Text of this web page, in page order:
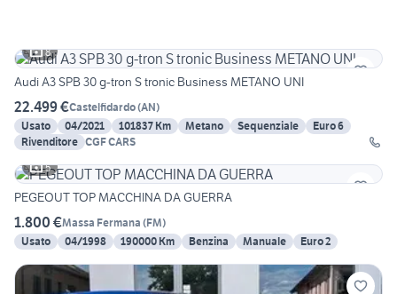
8
Audi A3 SPB 30 g-tron S tronic Business METANO UNI
22.499 €Castelfidardo(AN)
Usato
04/2021 101837 Km Metano Sequenziale
Euro 6
Rivenditore CGF CARS
5
PEGEOUT TOP MACCHINA DA GUERRA
1.800 €Massa Fermana (FM)
Usato
04/1998 190000 Km Benzina Manuale Euro 2